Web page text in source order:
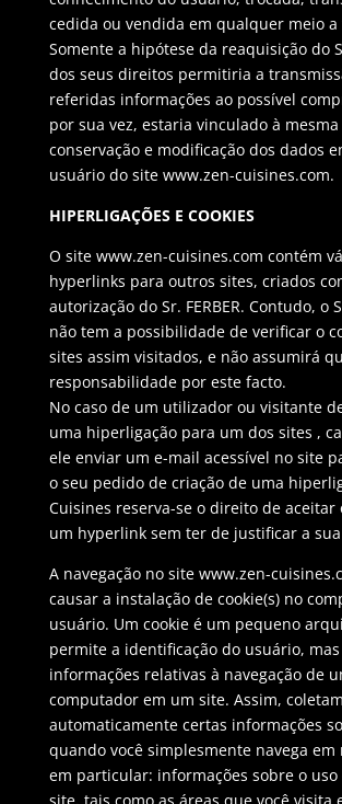
cedida ou vendida em qualquer meio a
Somente a hipótese da reaquisição do
dos seus direitos permitiria a
referidas informações ao possível
por sua vez, estaria vinculado à
conservação e modificação dos dados
usuário do site www.zen-cuisines.com.
HIPERLIGAÇÕES E COOKIES
O site www.zen-cuisines.com contém
hyperlinks para outros sites, criados
autorização do Sr. FERBER. Contudo, o
não tem a possibilidade de verificar o
sites assim visitados, e não assumirá
responsabilidade por este facto.
No caso de um utilizador ou visitante
uma hiperligação para um dos sites ,
ele enviar um e-mail acessível no site
o seu pedido de criação de uma
Cuisines reserva-se o direito de aceitar
um hyperlink sem ter de justificar a
A navegação no site www.zen-
causar a instalação de cookie(s) no
usuário. Um cookie é um pequeno
permite a identificação do usuário,
informações relativas à navegação de
computador em um site. Assim,
automaticamente certas informações
quando você simplesmente navega em
em particular: informações sobre o uso